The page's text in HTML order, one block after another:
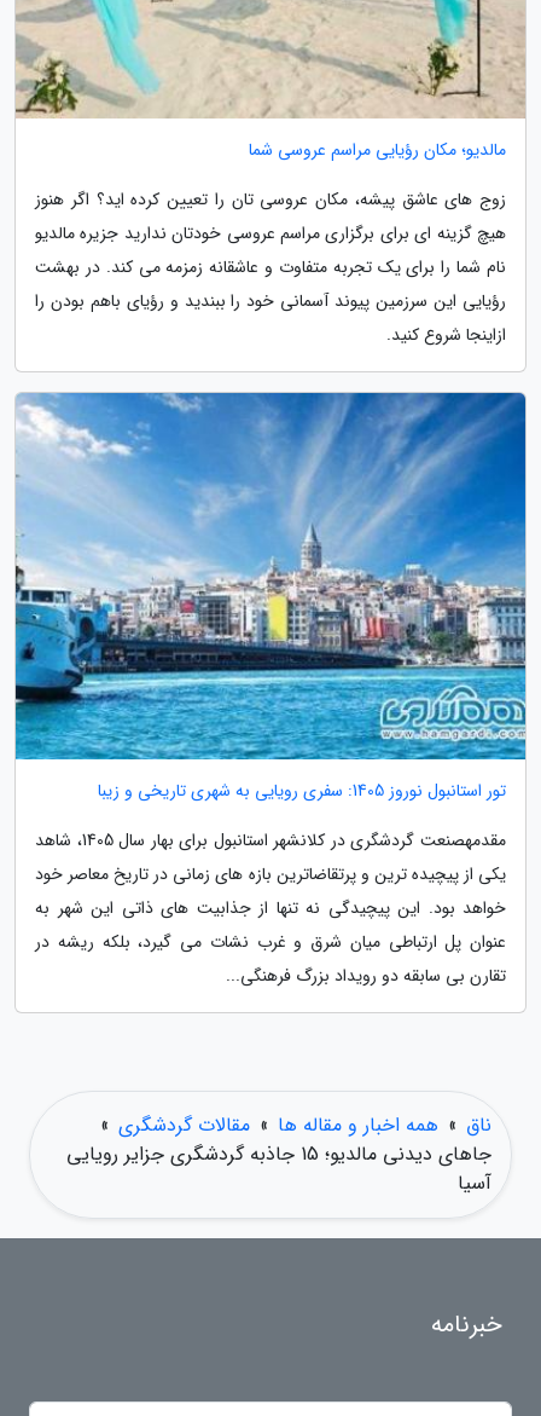
مالدیو؛ مکان رؤیایی مراسم عروسی شما
زوج های عاشق پیشه، مکان عروسی تان را تعیین کرده اید؟ اگر هنوز
هیچ گزینه ای برای برگزاری مراسم عروسی خودتان ندارید جزیره مالدیو
نام شما را برای یک تجربه متفاوت و عاشقانه زمزمه می کند. در بهشت
رؤیایی این سرزمین پیوند آسمانی خود را ببندید و رؤیای باهم بودن را
ازاینجا شروع کنید.
تور استانبول نوروز 1405: سفری رویایی به شهری تاریخی و زیبا
مقدمهصنعت گردشگری در کلانشهر استانبول برای بهار سال 1405، شاهد
یکی از پیچیده ترین و پرتقاضاترین بازه های زمانی در تاریخ معاصر خود
خواهد بود. این پیچیدگی نه تنها از جذابیت های ذاتی این شهر به
عنوان پل ارتباطی میان شرق و غرب نشات می گیرد، بلکه ریشه در
تقارن بی سابقه دو رویداد بزرگ فرهنگی...
ناق » همه اخبار و مقاله ها » مقالات گردشگری »
جاهای دیدنی مالدیو؛ 15 جاذبه گردشگری جزایر رویایی
آسیا
خبرنامه